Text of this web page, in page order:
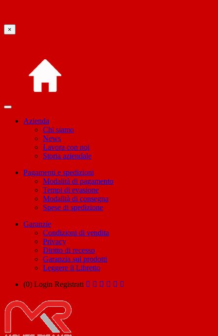
×
Azienda
Chi siamo
News
Lavora con noi
Storia aziendale
Pagamenti e spedizioni
Modalità di pagamento
Tempi di evasione
Modalità di consegna
Spese di spedizione
Garanzie
Condizioni di vendita
Privacy
Diritto di recesso
Garanzia sui prodotti
Leggere il Libretto
(0) Login Registrati